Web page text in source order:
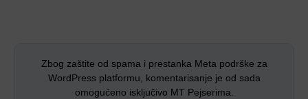
Zbog zaštite od spama i prestanka Meta podrške za
WordPress platformu, komentarisanje je od sada
omogućeno isključivo MT Pejserima.